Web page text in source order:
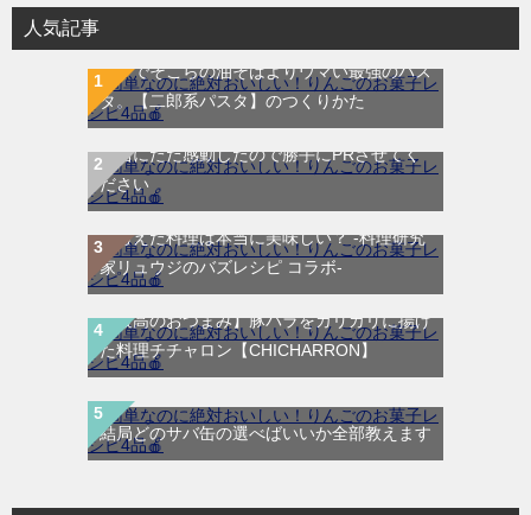
人気記事
マジでそこらの油そばよりウマい最強のパス
タ。【二郎系パスタ】のつくりかた
本当にただ感動したので勝手にPRさせてく
ださい
リュウジ敗北 !?「AIに仕事取られるわ！」
リュウジ vs AIリュウジ !? ChatGTP・Grok
が考えた料理は本当に美味しい？ -料理研究
家リュウジのバズレシピ コラボ-
【最高のおつまみ】豚バラをカリカリに揚げ
た料理チチャロン【CHICHARRON】
結局どのサバ缶の選べばいいか全部教えます